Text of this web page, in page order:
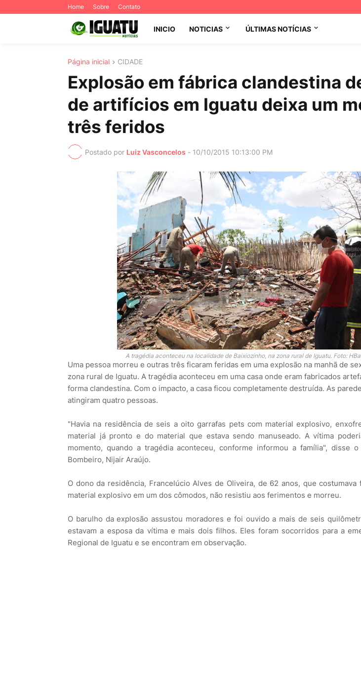
Home Sobre Contato
INICIO NOTICIAS ÚLTIMAS NOTÍCIAS
Página inicial CIDADE
Explosão em fábrica clandestina
de artifícios em Iguatu deixa um
três feridos
Postado por Luiz Vasconcelos - 10/10/2015 10:13:00 PM
A tragédia aconteceu na localidade de Baixiozinho, na zona rural de Iguatu. Foto:
Uma pessoa morreu e outras três ficaram feridas em uma explosão na manhã de
zona rural de Iguatu. A tragédia aconteceu em uma casa onde eram fabricados
forma clandestina. Com o impacto, a casa ficou completamente destruída. As
atingiram quatro pessoas.
"Havia na residência de seis a oito garrafas pets com material explosivo,
material já pronto e do material que estava sendo manuseado. A vítima
momento, quando a tragédia aconteceu, conforme informou a família", disse
Bombeiro, Nijair Araújo.
O dono da residência, Francelúcio Alves de Oliveira, de 62 anos, que costumava
material explosivo em um dos cômodos, não resistiu aos ferimentos e morreu.
O barulho da explosão assustou moradores e foi ouvido a mais de seis
estavam a esposa da vítima e mais dois filhos. Eles foram socorridos para a
Regional de Iguatu e se encontram em observação.